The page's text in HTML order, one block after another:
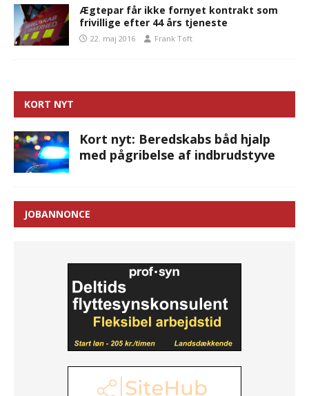
Ægtepar får ikke fornyet kontrakt som
frivillige efter 44 års tjeneste
22. maj 2016 Frank Toft
KORT NYT
Kort nyt: Beredskabs båd hjalp
med pågribelse af indbrudstyve
JOBANNONCE